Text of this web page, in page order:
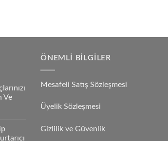
Ve
ÖNEMLI BILGILER
Mesafeli Satış Sözleşmesi
Üyelik Sözleşmesi
Gizlilik ve Güvenlik